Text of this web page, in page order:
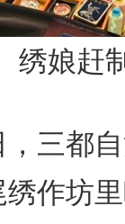
绣娘赶
都自
作坊